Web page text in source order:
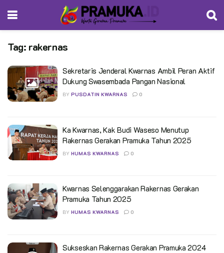
Tag: rakernas
Sekretaris Jenderal Kwarnas Ambil Peran Aktif
Dukung Swasembada Pangan Nasional
BY PUSDATIN KWARNAS 0
Ka Kwarnas, Kak Budi Waseso Menutup
Rakernas Gerakan Pramuka Tahun 2025
BY HUMAS KWARNAS 0
Kwarnas Selenggarakan Rakernas Gerakan
Pramuka Tahun 2025
BY HUMAS KWARNAS 0
Sukseskan Rakernas Gerakan Pramuka 2024